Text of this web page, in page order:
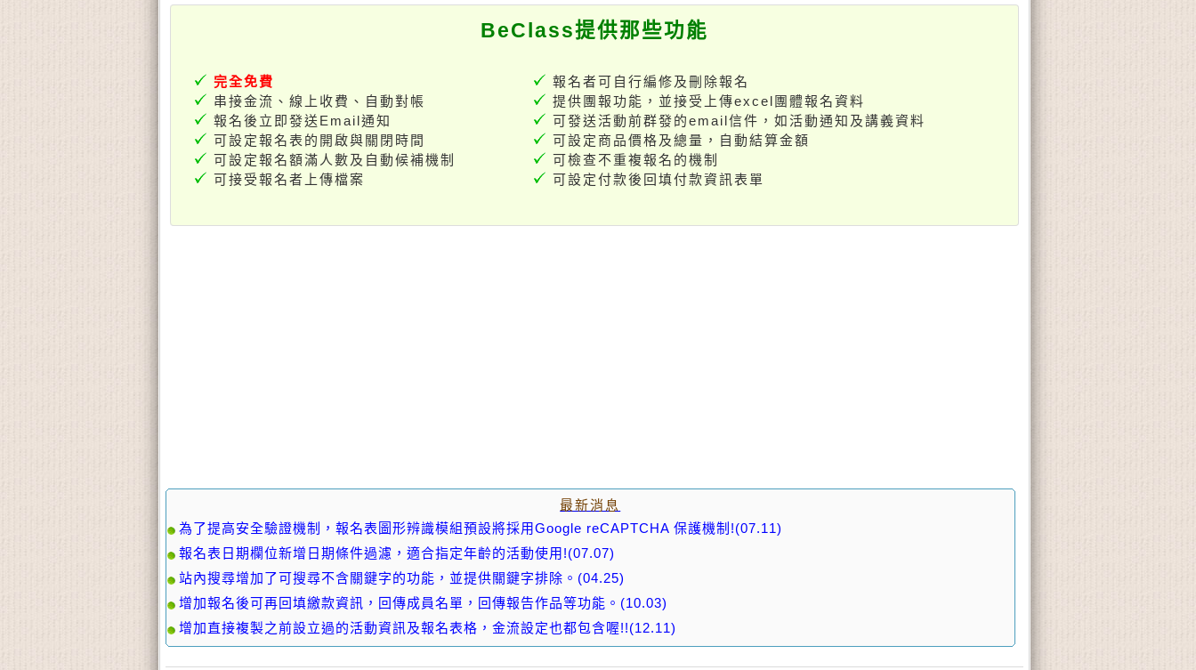
BeClass提供那些功能
完全免費
串接金流、線上收費、自動對帳
報名後立即發送Email通知
可設定報名表的開啟與關閉時間
可設定報名額滿人數及自動候補機制
可接受報名者上傳檔案
報名者可自行編修及刪除報名
提供團報功能，並接受上傳excel團體報名資料
可發送活動前群發的email信件，如活動通知及講義資料
可設定商品價格及總量，自動結算金額
可檢查不重複報名的機制
可設定付款後回填付款資訊表單
最新消息
為了提高安全驗證機制，報名表圖形辨識模組預設將採用Google reCAPTCHA 保護機制!(07.11)
報名表日期欄位新增日期條件過濾，適合指定年齡的活動使用!(07.07)
站內搜尋增加了可搜尋不含關鍵字的功能，並提供關鍵字排除。(04.25)
增加報名後可再回填繳款資訊，回傳成員名單，回傳報告作品等功能。(10.03)
增加直接複製之前設立過的活動資訊及報名表格，金流設定也都包含喔!!(12.11)